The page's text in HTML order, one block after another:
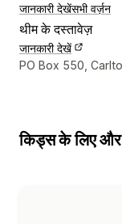
जानकारी देखेंसभी वर्ज़न
थीम के दस्तावेज़
जानकारी देखें
डिज़ाइनर के संपर्क की
PO Box 550,
किड्स के लिए और